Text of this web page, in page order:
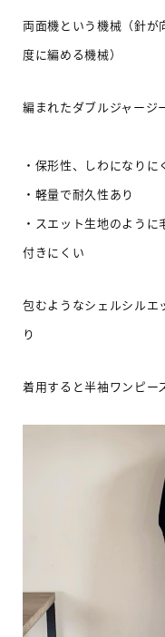
両面機という機械（針が
度に編める機械）
編まれたダブルジャージ
・保形性、しわになりに
・軽量で耐久性あり
・スエット生地のよう
付きにくい
包むようなシェルシルエ
り
着用すると半袖ワンピー